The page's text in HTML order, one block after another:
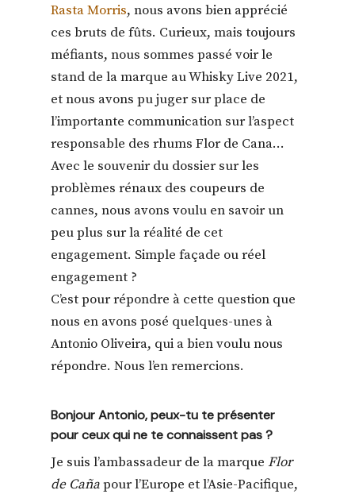
Rasta Morris, nous avons bien apprécié
ces bruts de fûts. Curieux, mais toujours
méfiants, nous sommes passé voir le
stand de la marque au Whisky Live 2021,
et nous avons pu juger sur place de
l’importante communication sur l’aspect
responsable des rhums Flor de Cana…
Avec le souvenir du dossier sur les
problèmes rénaux des coupeurs de
cannes, nous avons voulu en savoir un
peu plus sur la réalité de cet
engagement. Simple façade ou réel
engagement ?
C’est pour répondre à cette question que
nous en avons posé quelques-unes à
Antonio Oliveira, qui a bien voulu nous
répondre. Nous l’en remercions.
Bonjour Antonio, peux-tu te présenter
pour ceux qui ne te connaissent pas ?
Je suis l’ambassadeur de la marqueFlor
de Cañapour l’Europe et l’Asie-Pacifique,